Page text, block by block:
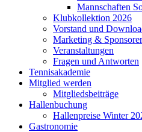
Mannschaften
Klubkollektion 2026
Vorstand und
Marketing &
Veranstaltungen
Fragen und Antworten
Tennisakademie
Mitglied werden
Mitgliedsbeiträge
Hallenbuchung
Hallenpreise Winter
Gastronomie